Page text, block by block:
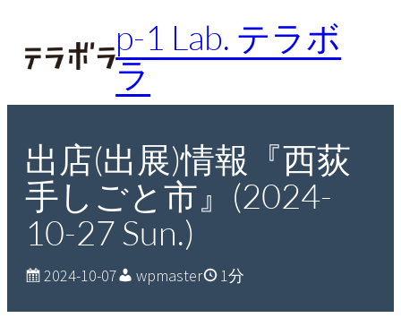
p-1 Lab. テラボ
ラ
出店(出展)情報『西荻
手しごと市』(2024-
10-27 Sun.)
2024-10-07 wpmaster 1分